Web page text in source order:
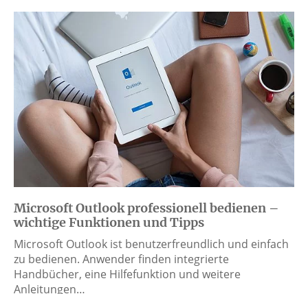
Microsoft Outlook professionell bedienen –
wichtige Funktionen und Tipps
Microsoft Outlook ist benutzerfreundlich und einfach
zu bedienen. Anwender finden integrierte
Handbücher, eine Hilfefunktion und weitere
Anleitungen…